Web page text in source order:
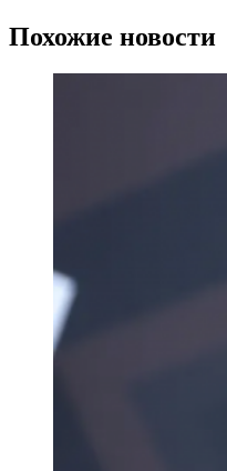
Похожие новости